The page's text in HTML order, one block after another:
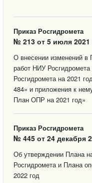
Приказ Росгидромета
№ 213 от 5 июля 2021
О внесении изменений в
работ НИУ
Росгидромета на 2021
484» и приложения к
План ОПР на 2021 год»
Приказ Росгидромета
№ 445 от 24 декабря
Об утверждении Плана
Росгидромета и Плана
2022 год